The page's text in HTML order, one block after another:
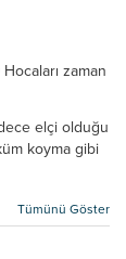
zaman
bazen gizli
hocalarda
elçi olduğu
koyma gibi
Sadece
Tümünü Göster